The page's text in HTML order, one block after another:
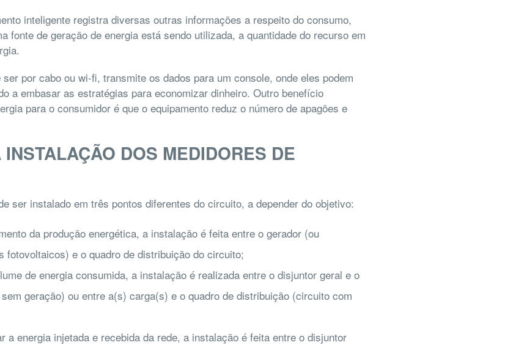
inteligente registra diversas outras informações a respeito do consumo,
fonte de geração de energia está sendo utilizada, a quantidade do recurso em
por cabo ou wi-fi, transmite os dados para um console, onde eles podem
a embasar as estratégias para economizar dinheiro. Outro benefício
para o consumidor é que o equipamento reduz o número de apagões e
DOS MEDIDORES DE
ser instalado em três pontos diferentes do circuito, a depender do objetivo:
da produção energética, a instalação é feita entre o gerador (ou
fotovoltaicos) e o quadro de distribuição do circuito;
de energia consumida, a instalação é realizada entre o disjuntor geral e o
geração) ou entre a(s) carga(s) e o quadro de distribuição (circuito com
a energia injetada e recebida da rede, a instalação é feita entre o disjuntor